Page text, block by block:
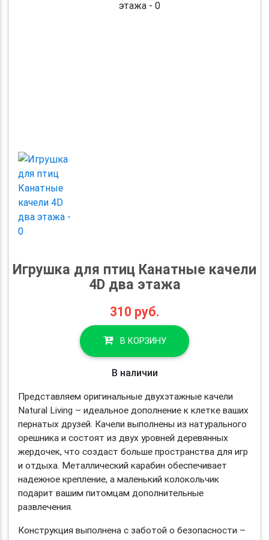
Игрушка для птиц Канатные качели
4D два этажа
310 руб.
В КОРЗИНУ
В наличии
Представляем оригинальные двухэтажные качели
Natural Living – идеальное дополнение к клетке ваших
пернатых друзей. Качели выполнены из натурального
орешника и состоят из двух уровней деревянных
жердочек, что создаст больше пространства для игр
и отдыха. Металлический карабин обеспечивает
надежное крепление, а маленький колокольчик
подарит вашим питомцам дополнительные
развлечения.
Конструкция выполнена с заботой о безопасности –